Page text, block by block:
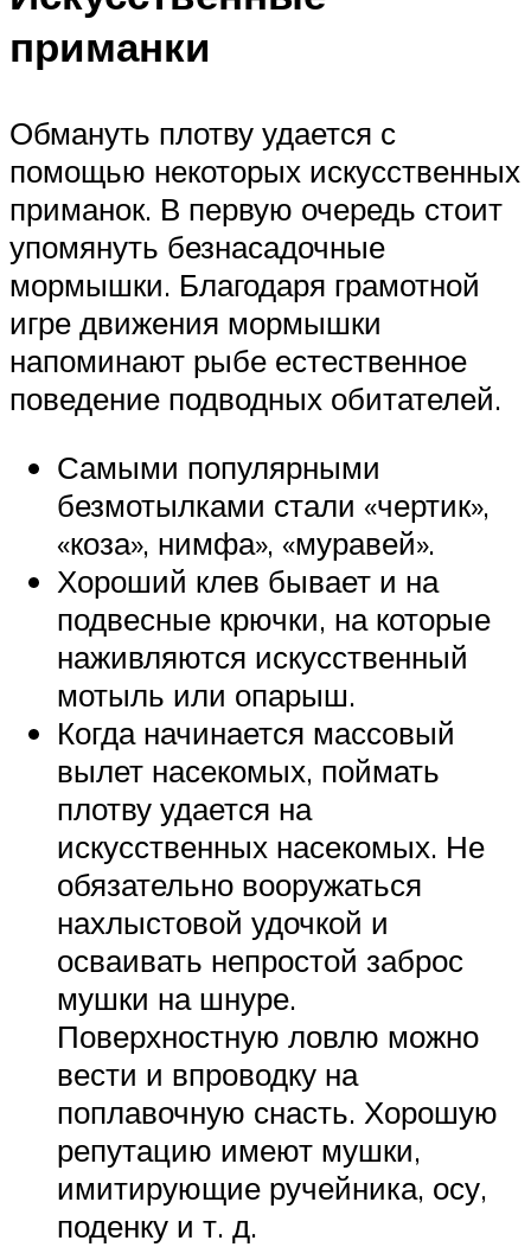
приманки
Обмануть плотву удается с
помощью некоторых искусственных
приманок. В первую очередь стоит
упомянуть безнасадочные
мормышки. Благодаря грамотной
игре движения мормышки
напоминают рыбе естественное
поведение подводных обитателей.
Самыми популярными
безмотылками стали «чертик»,
«коза», нимфа», «муравей».
Хороший клев бывает и на
подвесные крючки, на которые
наживляются искусственный
мотыль или опарыш.
Когда начинается массовый
вылет насекомых, поймать
плотву удается на
искусственных насекомых. Не
обязательно вооружаться
нахлыстовой удочкой и
осваивать непростой заброс
мушки на шнуре.
Поверхностную ловлю можно
вести и впроводку на
поплавочную снасть. Хорошую
репутацию имеют мушки,
имитирующие ручейника, осу,
поденку и т. д.